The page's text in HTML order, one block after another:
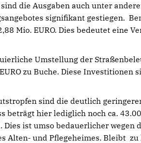
die Ausgaben auch unter
signifikant gestiegen.
Mio. EURO. Dies bedeutet eine
Umstellung der
zu Buche. Diese Investitionen
sind die deutlich
beträgt hier lediglich noch ca.
Dies ist umso bedauerlicher
Alten- und Pflegeheimes. Bleibt